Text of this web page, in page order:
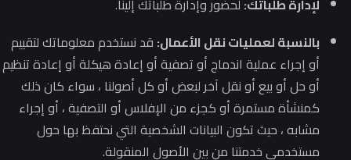
لإدارة طلباتك: لحضور وإدارة طلباتك إلينا.
بالنسبة لعمليات نقل الأعمال: قد نستخدم معلوماتك لتقييم
أو إجراء عملية اندماج أو تصفية أو إعادة هيكلة أو إعادة تنظيم
أو حل أو بيع أو نقل آخر لبعض أو كل أصولنا ، سواء كان ذلك
كمنشأة مستمرة أو كجزء من الإفلاس أو التصفية ، أو إجراء
مشابه ، حيث تكون البيانات الشخصية التي نحتفظ بها حول
مستخدمي خدمتنا من بين الأصول المنقولة.